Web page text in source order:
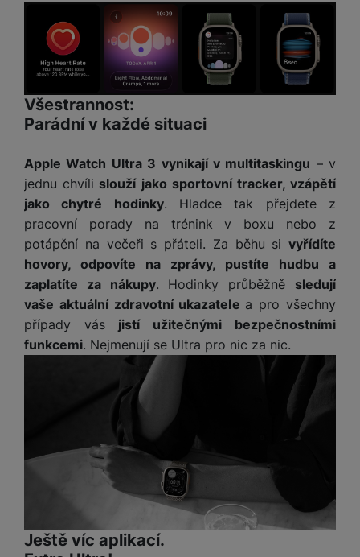
Na splátky
524 Kč
Do košíku
Všestrannost:
Parádní v každé situaci
Apple Watch Ultra 3 vynikají v multitaskingu – v
jednu chvíli slouží jako sportovní tracker, vzápětí
jako chytré hodinky. Hladce tak přejdete z
pracovní porady na trénink v boxu nebo z
potápění na večeři s přáteli. Za běhu si vyřídíte
hovory, odpovíte na zprávy, pustíte hudbu a
zaplatíte za nákupy. Hodinky průběžně sledují
vaše aktuální zdravotní ukazatele a pro všechny
případy vás jistí užitečnými bezpečnostními
funkcemi. Nejmenují se Ultra pro nic za nic.
Ještě víc aplikací.